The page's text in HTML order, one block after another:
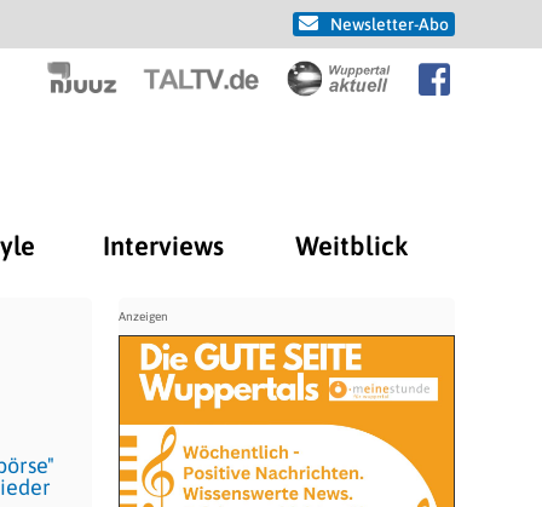
Newsletter-Abo
Interviews Weitblick